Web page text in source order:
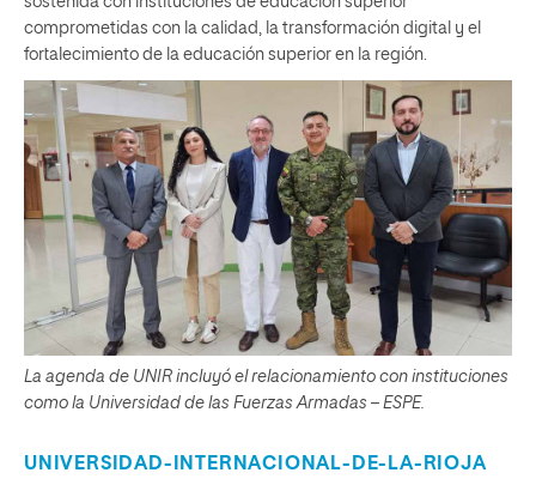
comprometidas con la calidad, la transformación digital y el
fortalecimiento de la educación superior en la región.
La agenda de UNIR incluyó el relacionamiento con instituciones
como la Universidad de las Fuerzas Armadas – ESPE
UNIVERSIDAD-INTERNACIONAL-DE-LA-RIOJA